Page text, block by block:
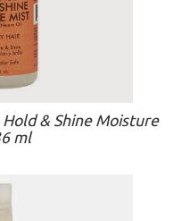
& Shine Moisture
ml